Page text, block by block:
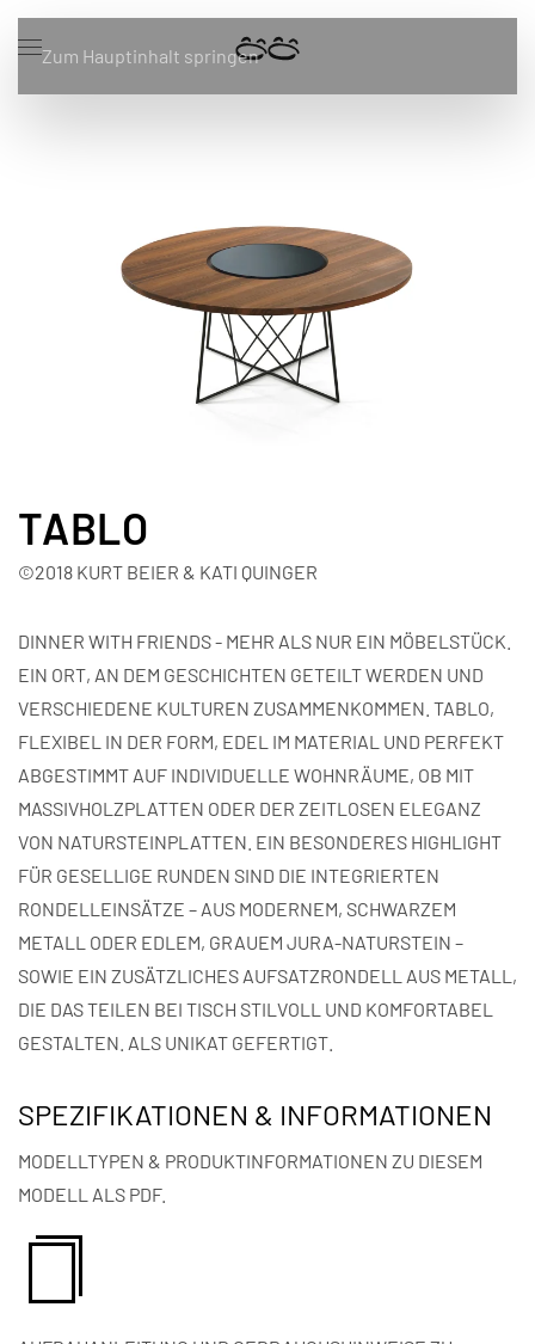
Zum Hauptinhalt springen
TABLO
©2018 KURT BEIER & KATI QUINGER
DINNER WITH FRIENDS - MEHR ALS NUR EIN MÖBELSTÜCK.
EIN ORT, AN DEM GESCHICHTEN GETEILT WERDEN UND
VERSCHIEDENE KULTUREN ZUSAMMENKOMMEN. TABLO,
FLEXIBEL IN DER FORM, EDEL IM MATERIAL UND PERFEKT
ABGESTIMMT AUF INDIVIDUELLE WOHNRÄUME, OB MIT
MASSIVHOLZPLATTEN ODER DER ZEITLOSEN ELEGANZ
VON NATURSTEINPLATTEN. EIN BESONDERES HIGHLIGHT
FÜR GESELLIGE RUNDEN SIND DIE INTEGRIERTEN
RONDELLEINSÄTZE – AUS MODERNEM, SCHWARZEM
METALL ODER EDLEM, GRAUEM JURA-NATURSTEIN –
SOWIE EIN ZUSÄTZLICHES AUFSATZRONDELL AUS METALL,
DIE DAS TEILEN BEI TISCH STILVOLL UND KOMFORTABEL
GESTALTEN. ALS UNIKAT GEFERTIGT.
SPEZIFIKATIONEN & INFORMATIONEN
MODELLTYPEN & PRODUKTINFORMATIONEN ZU DIESEM
MODELL ALS PDF.